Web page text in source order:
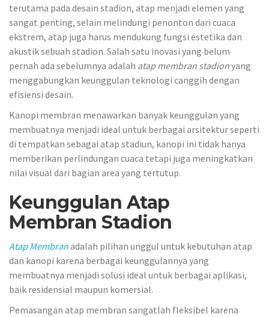
terutama pada desain stadion, atap menjadi elemen yang
sangat penting, selain melindungi penonton dari cuaca
ekstrem, atap juga harus mendukung fungsi estetika dan
akustik sebuah stadion. Salah satu inovasi yang belum
pernah ada sebelumnya adalah atap membran stadionyang
menggabungkan keunggulan teknologi canggih dengan
efisiensi desain.
Kanopi membran menawarkan banyak keunggulan yang
membuatnya menjadi ideal untuk berbagai arsitektur seperti
di tempatkan sebagai atap stadiun, kanopi ini tidak hanya
memberikan perlindungan cuaca tetapi juga meningkatkan
nilai visual dari bagian area yang tertutup.
Keunggulan Atap
Membran Stadion
Atap Membranadalah pilihan unggul untuk kebutuhan atap
dan kanopi karena berbagai keunggulannya yang
membuatnya menjadi solusi ideal untuk berbagai aplikasi,
baik residensial maupun komersial.
Pemasangan atap membran sangatlah fleksibel karena